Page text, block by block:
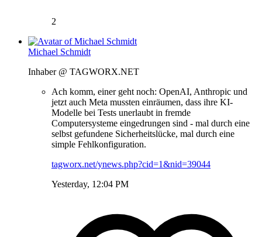
2
Michael Schmidt
Inhaber @ TAGWORX.NET
Ach komm, einer geht noch: OpenAI, Anthropic und
jetzt auch Meta mussten einräumen, dass ihre KI-
Modelle bei Tests unerlaubt in fremde
Computersysteme eingedrungen sind - mal durch eine
selbst gefundene Sicherheitslücke, mal durch eine
simple Fehlkonfiguration.
tagworx.net/ynews.php?cid=1&nid=39044
Yesterday, 12:04 PM